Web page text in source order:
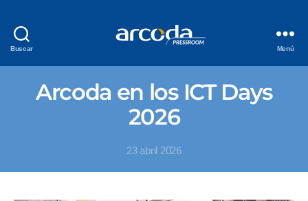
Buscar Menú
Arcoda en los ICT Days
2026
23 abril 2026